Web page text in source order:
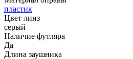
пластик
Цвет линз
серый
Наличие футляра
Да
Длина заушника